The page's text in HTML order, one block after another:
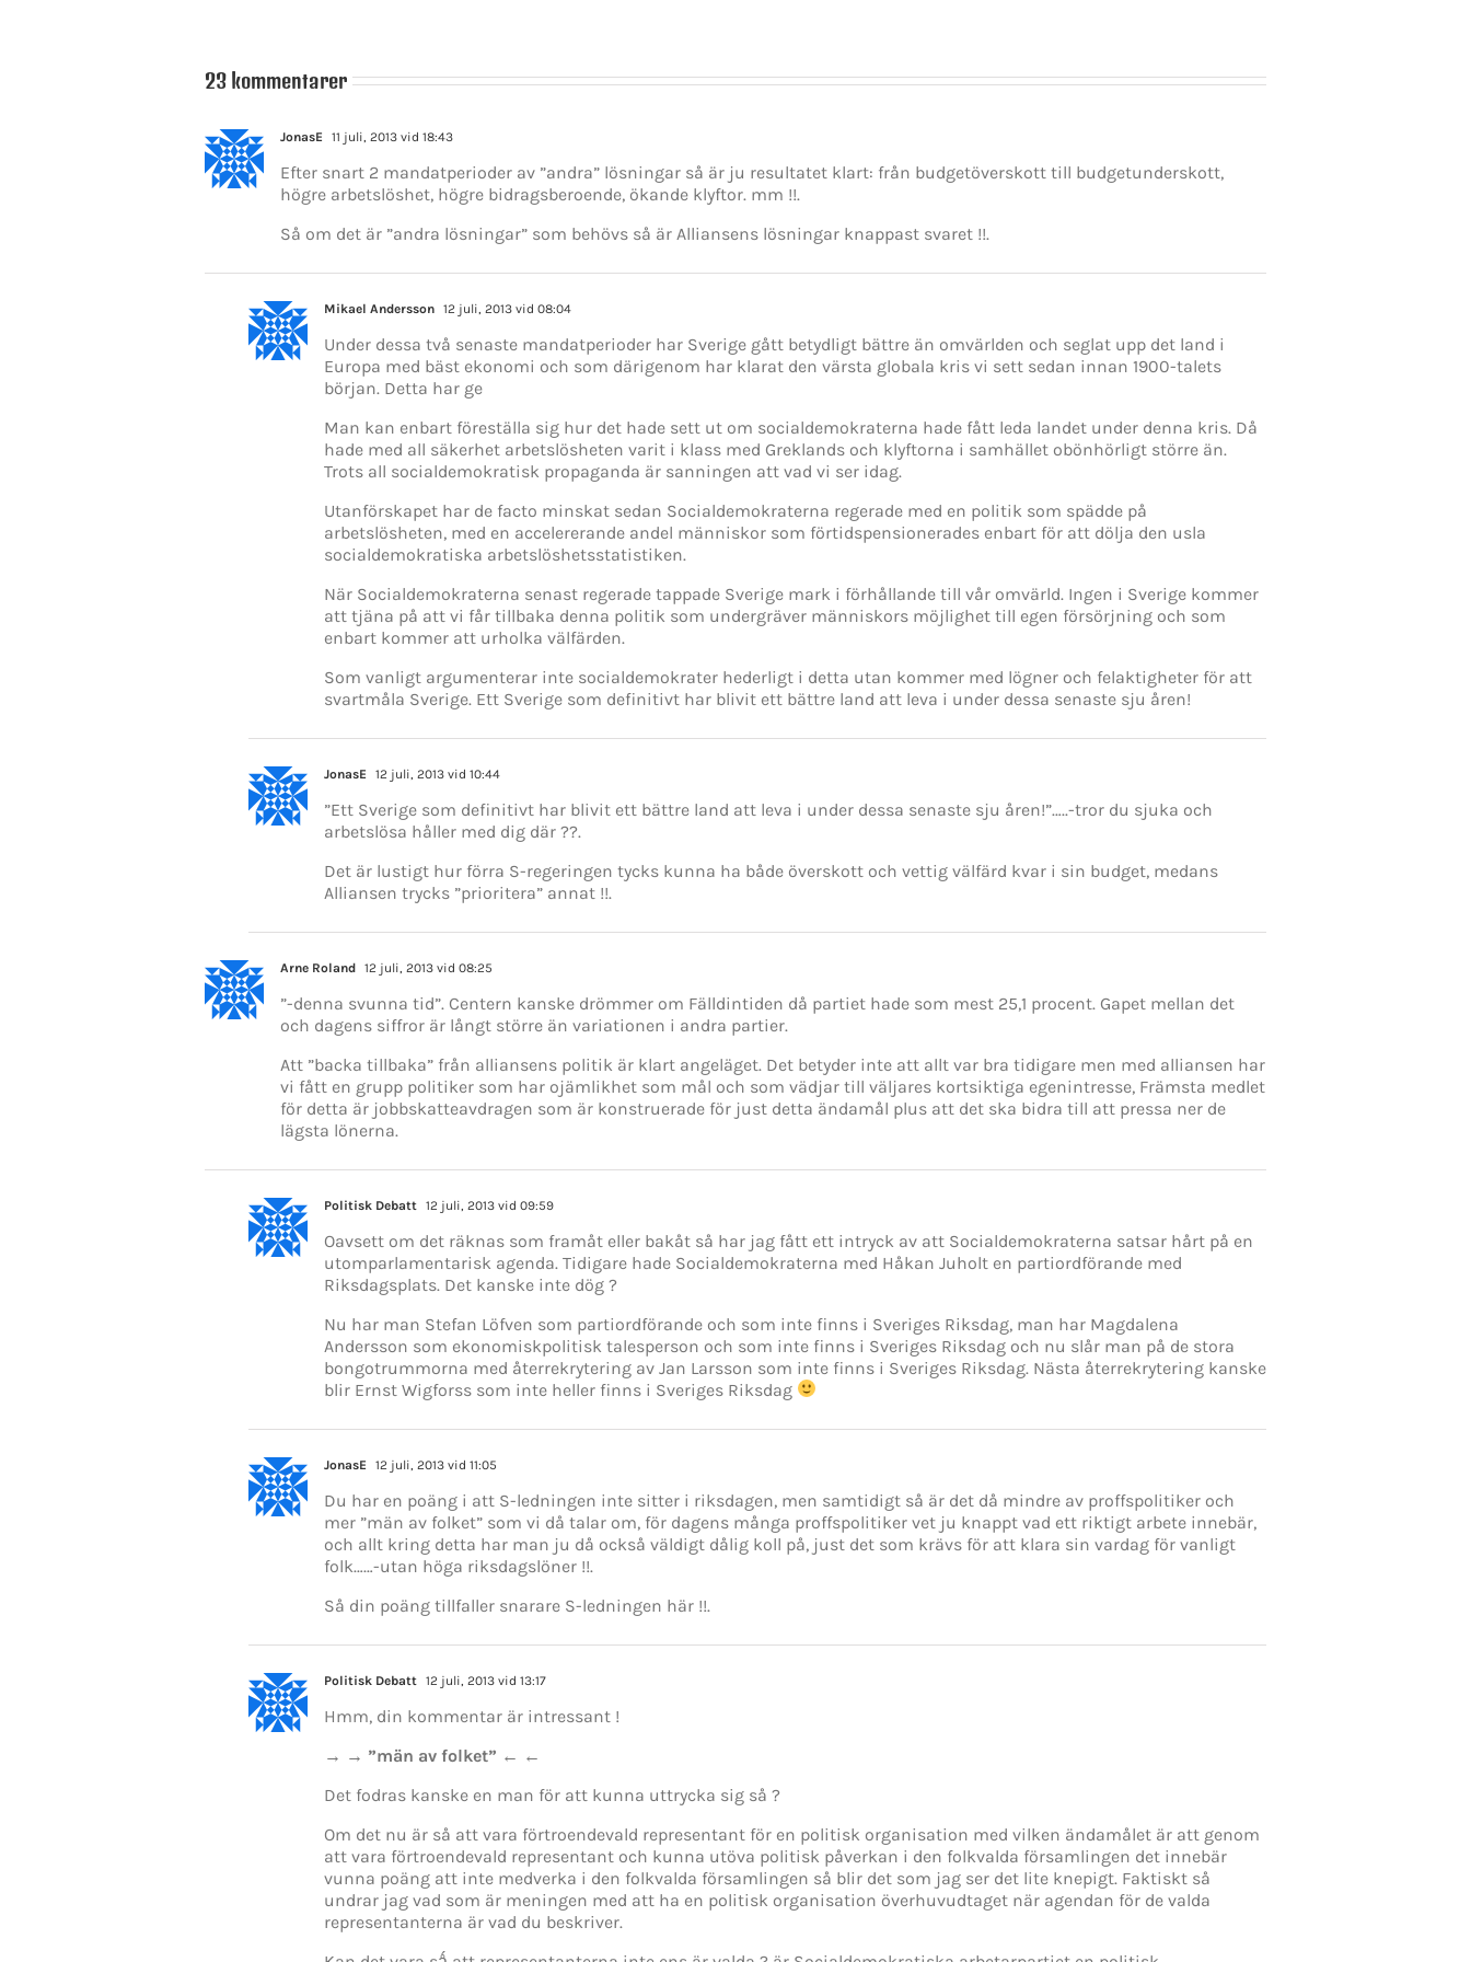
23 kommentarer
JonasE 11 juli, 2013 vid 18:43
Efter snart 2 mandatperioder av ”andra” lösningar så är ju resultatet klart: från budgetöverskott till budgetunderskott,
högre arbetslöshet, högre bidragsberoende, ökande klyftor. mm !!.
Så om det är ”andra lösningar” som behövs så är Alliansens lösningar knappast svaret !!.
Mikael Andersson 12 juli, 2013 vid 08:04
Under dessa två senaste mandatperioder har Sverige gått betydligt bättre än omvärlden och seglat upp det land i
Europa med bäst ekonomi och som därigenom har klarat den värsta globala kris vi sett sedan innan 1900-talets
början. Detta har ge
Man kan enbart föreställa sig hur det hade sett ut om socialdemokraterna hade fått leda landet under denna kris. Då
hade med all säkerhet arbetslösheten varit i klass med Greklands och klyftorna i samhället obönhörligt större än.
Trots all socialdemokratisk propaganda är sanningen att vad vi ser idag.
Utanförskapet har de facto minskat sedan Socialdemokraterna regerade med en politik som spädde på
arbetslösheten, med en accelererande andel människor som förtidspensionerades enbart för att dölja den usla
socialdemokratiska arbetslöshetsstatistiken.
När Socialdemokraterna senast regerade tappade Sverige mark i förhållande till vår omvärld. Ingen i Sverige kommer
att tjäna på att vi får tillbaka denna politik som undergräver människors möjlighet till egen försörjning och som
enbart kommer att urholka välfärden.
Som vanligt argumenterar inte socialdemokrater hederligt i detta utan kommer med lögner och felaktigheter för att
svartmåla Sverige. Ett Sverige som definitivt har blivit ett bättre land att leva i under dessa senaste sju åren!
JonasE 12 juli, 2013 vid 10:44
”Ett Sverige som definitivt har blivit ett bättre land att leva i under dessa senaste sju åren!”…..-tror du sjuka och
arbetslösa håller med dig där ??.
Det är lustigt hur förra S-regeringen tycks kunna ha både överskott och vettig välfärd kvar i sin budget, medans
Alliansen trycks ”prioritera” annat !!.
Arne Roland 12 juli, 2013 vid 08:25
”-denna svunna tid”. Centern kanske drömmer om Fälldintiden då partiet hade som mest 25,1 procent. Gapet mellan det
och dagens siffror är långt större än variationen i andra partier.
Att ”backa tillbaka” från alliansens politik är klart angeläget. Det betyder inte att allt var bra tidigare men med alliansen har
vi fått en grupp politiker som har ojämlikhet som mål och som vädjar till väljares kortsiktiga egenintresse, Främsta medlet
för detta är jobbskatteavdragen som är konstruerade för just detta ändamål plus att det ska bidra till att pressa ner de
lägsta lönerna.
Politisk Debatt 12 juli, 2013 vid 09:59
Oavsett om det räknas som framåt eller bakåt så har jag fått ett intryck av att Socialdemokraterna satsar hårt på en
utomparlamentarisk agenda. Tidigare hade Socialdemokraterna med Håkan Juholt en partiordförande med
Riksdagsplats. Det kanske inte dög ?
Nu har man Stefan Löfven som partiordförande och som inte finns i Sveriges Riksdag, man har Magdalena
Andersson som ekonomiskpolitisk talesperson och som inte finns i Sveriges Riksdag och nu slår man på de stora
bongotrummorna med återrekrytering av Jan Larsson som inte finns i Sveriges Riksdag. Nästa återrekrytering kanske
blir Ernst Wigforss som inte heller finns i Sveriges Riksdag
JonasE 12 juli, 2013 vid 11:05
Du har en poäng i att S-ledningen inte sitter i riksdagen, men samtidigt så är det då mindre av proffspolitiker och
mer ”män av folket” som vi då talar om, för dagens många proffspolitiker vet ju knappt vad ett riktigt arbete innebär,
och allt kring detta har man ju då också väldigt dålig koll på, just det som krävs för att klara sin vardag för vanligt
folk……-utan höga riksdagslöner !!.
Så din poäng tillfaller snarare S-ledningen här !!.
Politisk Debatt 12 juli, 2013 vid 13:17
Hmm, din kommentar är intressant !
→ → ”män av folket” ← ←
Det fodras kanske en man för att kunna uttrycka sig så ?
Om det nu är så att vara förtroendevald representant för en politisk organisation med vilken ändamålet är att genom
att vara förtroendevald representant och kunna utöva politisk påverkan i den folkvalda församlingen det innebär
vunna poäng att inte medverka i den folkvalda församlingen så blir det som jag ser det lite knepigt. Faktiskt så
undrar jag vad som är meningen med att ha en politisk organisation överhuvudtaget när agendan för de valda
representanterna är vad du beskriver.